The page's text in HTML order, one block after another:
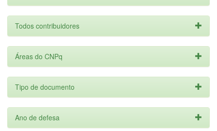
Todos contribuidores
Áreas do CNPq
Tipo de documento
Ano de defesa